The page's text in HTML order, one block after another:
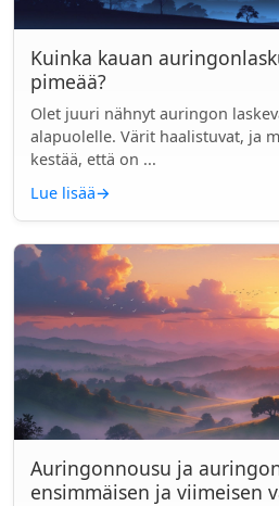
Kuinka kauan
pimeää?
Olet juuri nähnyt auringon
alapuolelle. Värit haalistuvat, ja
kestää, että on ...
Lue lisää→
Auringonnousu ja
ensimmäisen ja viimeisen